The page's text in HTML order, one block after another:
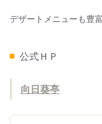
デザートメニューも豊
公式ＨＰ
向日葵亭